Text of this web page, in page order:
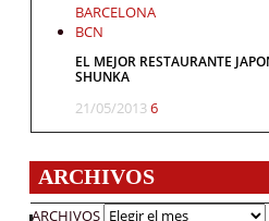
EL MEJOR RESTAURANTE
SHUNKA
21/05/20136
ARCHIVOS
ARCHIVOS